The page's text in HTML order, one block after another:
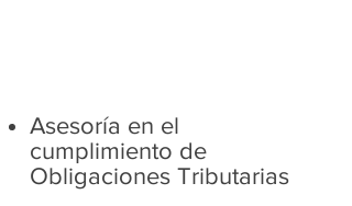
Asesoría en el
cumplimiento de
Obligaciones Tributarias